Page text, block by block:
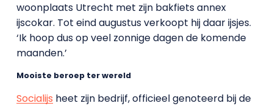
woonplaats Utrecht met zijn bakfiets annex
ijscokar. Tot eind augustus verkoopt hij daar ijsjes.
‘Ik hoop dus op veel zonnige dagen de komende
maanden.’
Mooiste beroep ter wereld
Socialijs heet zijn bedrijf, officieel genoteerd bij de